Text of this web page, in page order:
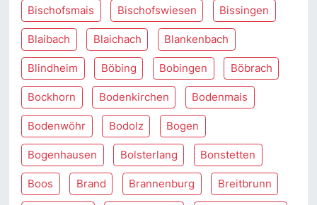
Bischofsmais Bischofswiesen Bissingen
Blaibach Blaichach Blankenbach
Blindheim Böbing Bobingen Böbrach
Bockhorn Bodenkirchen Bodenmais
Bodenwöhr Bodolz Bogen
Bogenhausen Bolsterlang Bonstetten
Boos Brand Brannenburg Breitbrunn